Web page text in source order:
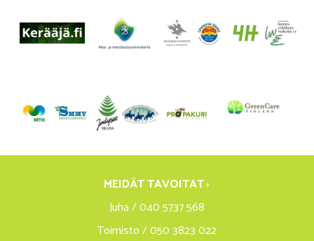
MEIDÄT TAVOITAT ›
Juha / 040 5737 568
Toimisto / 050 3823 022